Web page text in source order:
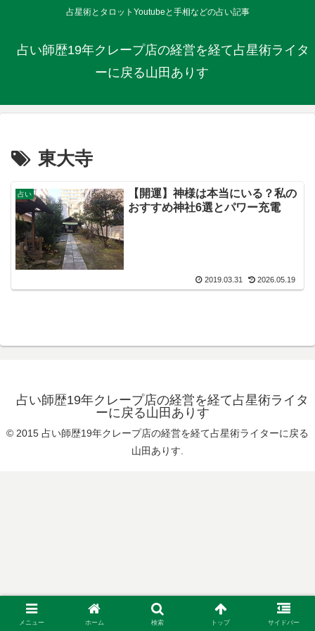
占星術とタロットYoutubeと手相などの占い記事
占い師歴19年クレープ店の経営を経て占星術ライタ
ーに戻る山田ありす
東大寺
占い
【開運】神様は本当にいる？私の
おすすめ神社6選とパワー充電
2019.03.31 2026.05.19
占い師歴19年クレープ店の経営を経て占星術ライタ
ーに戻る山田ありす
© 2015 占い師歴19年クレープ店の経営を経て占星術ライターに戻る
山田ありす.
メニュー ホーム 検索 トップ サイドバー